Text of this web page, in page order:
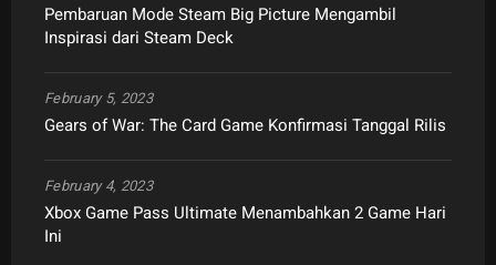
Pembaruan Mode Steam Big Picture Mengambil
Inspirasi dari Steam Deck
Gears of War: The Card Game Konfirmasi Tanggal Rilis
February 5, 2023
Xbox Game Pass Ultimate Menambahkan 2 Game Hari
Ini
February 4, 2023